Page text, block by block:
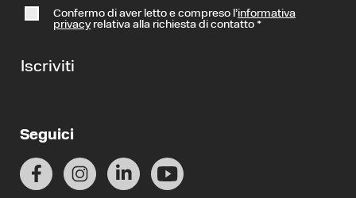
Confermo di aver letto e compreso l’informativa
privacyrelativa alla richiesta di contatto *
Iscriviti
Seguici